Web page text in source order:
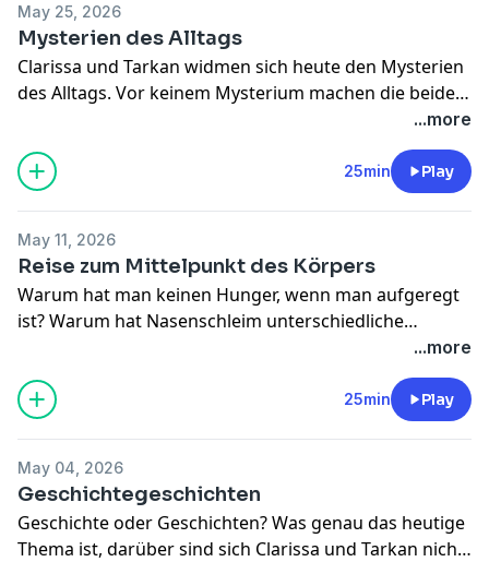
May 25, 2026
Mysterien des Alltags
Clarissa und Tarkan widmen sich heute den Mysterien
des Alltags. Vor keinem Mysterium machen die beiden
Halt. Warum jucken zum Beispiel Mückenstiche?...more
25min Play
May 11, 2026
Reise zum Mittelpunkt des Körpers
Warum hat man keinen Hunger, wenn man aufgeregt
ist? Warum hat Nasenschleim unterschiedliche
Farben? Wie kann man mit Hörimplantaten wieder...more
25min Play
May 04, 2026
Geschichtegeschichten
Geschichte oder Geschichten? Was genau das heutige
Thema ist, darüber sind sich Clarissa und Tarkan nicht